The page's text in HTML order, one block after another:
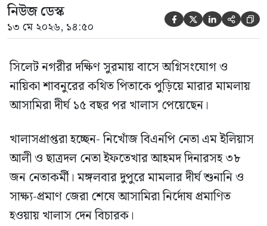
নিউজ ডেস্ক
১৩ মে ২০২৬, ১৪:৫০     
সিলেট নগরীর দক্ষিণ সুরমায় বাসে অগ্নিসংযোগ ও
নায়িকা শাবনুরের কথিত পিতাকে পুড়িয়ে মারার মামলায়
আসামিরা দীর্ঘ ১৫ বছর পর খালাস পেয়েছেন।
খালাসপ্রাপ্তরা হচ্ছেন- নিখোঁজ বিএনপি নেতা এম ইলিয়াস
আলী ও ছাত্রদল নেতা ইফতেখার আহমদ দিনারসহ ৩৮
জন নেতাকর্মী। মঙ্গলবার দুপুরে মামলার দীর্ঘ শুনানি ও
সাক্ষ্য-প্রমাণ জেরা শেষে আসামিরা নির্দোষ প্রমাণিত
হওয়ায় খালাস দেন বিচারক।